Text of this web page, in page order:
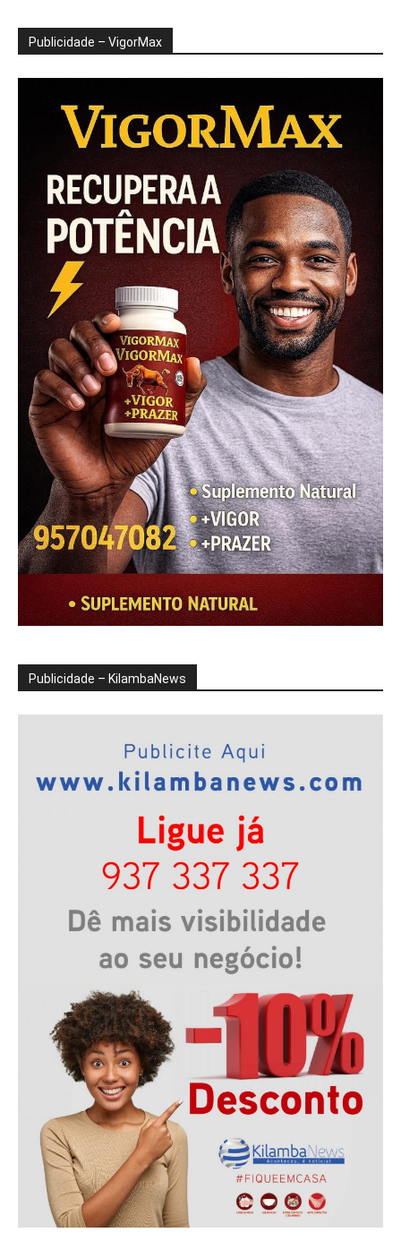
Publicidade – VigorMax
Publicidade – KilambaNews